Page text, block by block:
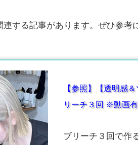
連する記事があります。ぜひ参考
【参照】【透明感
リーチ３回 ※動画有
ブリーチ３回で作